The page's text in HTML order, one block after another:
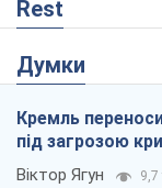
Rest
Думки
Кремль
під загрозою
Віктор Ягун 9,7